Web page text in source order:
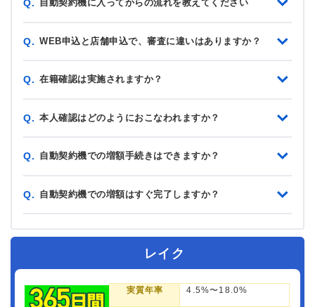
Q. 自動契約機に入ってからの流れを教えてください
Q. WEB申込と店舗申込で、審査に違いはありますか？
Q. 在籍確認は実施されますか？
Q. 本人確認はどのようにおこなわれますか？
Q. 自動契約機での増額手続きはできますか？
Q. 自動契約機での増額はすぐ完了しますか？
レイク
実質年率 4.5%〜18.0%